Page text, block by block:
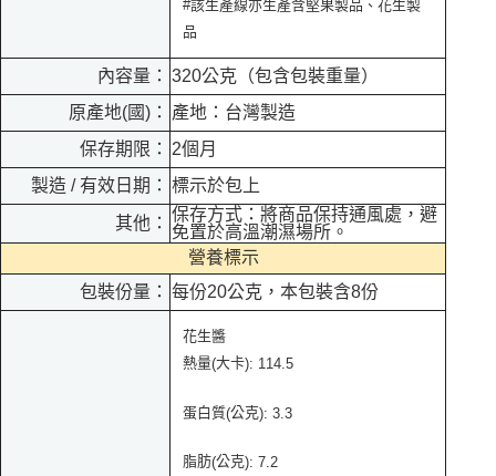
#該生產線亦生產含堅果製品、花生製
品
內容量： 320公克（包含包裝重量）
原產地(國)：
產地：台灣製造
保存期限：
2個月
製造 / 有效日期： 標示於包上
其他： 保存方式：將商品保持通風處，避
免置於高溫潮濕場所。
營養標示
包裝份量： 每份20公克，本包裝含8份
花生醬
熱量(大卡): 114.5
蛋白質(公克): 3.3
脂肪(公克): 7.2